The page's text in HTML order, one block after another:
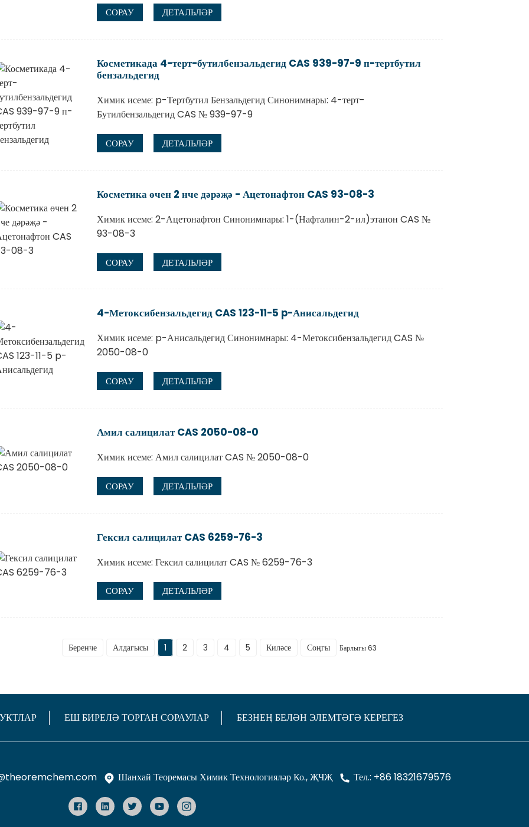
СОРАУ ДЕТАЛЬЛӘР
Косметикада 4-терт-бутилбензальдегид CAS 939-97-9 п-тертбутил
бензальдегид
Химик исеме: p-Тертбутил Бензальдегид Синонимнары: 4-терт-
Бутилбензальдегид CAS № 939-97-9
СОРАУ ДЕТАЛЬЛӘР
Косметика өчен 2 нче дәрәҗә - Ацетонафтон CAS 93-08-3
Химик исеме: 2-Ацетонафтон Синонимнары: 1-(Нафталин-2-ил)этанон CAS №
93-08-3
СОРАУ ДЕТАЛЬЛӘР
4-Метоксибензальдегид CAS 123-11-5 p-Анисальдегид
Химик исеме: p-Анисальдегид Синонимнары: 4-Метоксибензальдегид CAS №
2050-08-0
СОРАУ ДЕТАЛЬЛӘР
Амил салицилат CAS 2050-08-0
Химик исеме: Амил салицилат CAS № 2050-08-0
СОРАУ ДЕТАЛЬЛӘР
Гексил салицилат CAS 6259-76-3
Химик исеме: Гексил салицилат CAS № 6259-76-3
СОРАУ ДЕТАЛЬЛӘР
Беренче Алдагысы 1 2 3 4 5 Киләсе Соңгы Барлыгы 63
ЕШ БИРЕЛӘ ТОРГАН СОРАУЛАР БЕЗНЕҢ БЕЛӘН ЭЛЕМТӘГӘ КЕРЕГЕЗ
Шанхай Теоремасы Химик Технологияләр Ко., ҖЧҖ Тел.: +86 18321679576